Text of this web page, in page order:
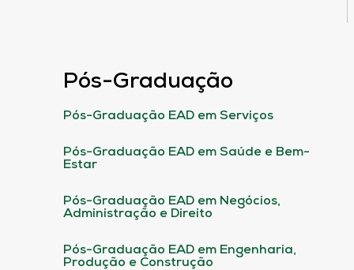
Pós-Graduação
Pós-Graduação EAD em Serviços
Pós-Graduação EAD em Saúde e Bem-
Estar
Pós-Graduação EAD em Negócios,
Administração e Direito
Pós-Graduação EAD em Engenharia,
Produção e Construção